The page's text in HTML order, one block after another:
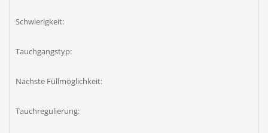
Schwierigkeit:
Tauchgangstyp:
Nächste Füllmöglichkeit:
Tauchregulierung: